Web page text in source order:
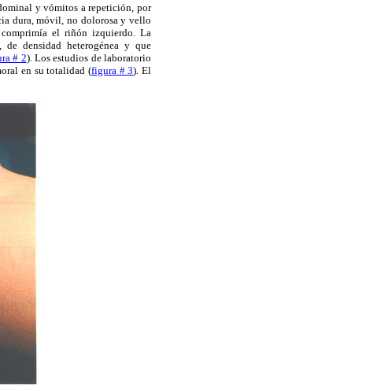
y vómitos a repetición, por
dura, móvil, no dolorosa y vello
el riñón izquierdo. La
densidad heterogénea y que
# 2). Los estudios de laboratorio
en su totalidad (figura # 3). El